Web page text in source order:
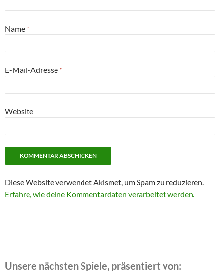
Name *
E-Mail-Adresse *
Website
Diese Website verwendet Akismet, um Spam zu reduzieren.
Erfahre, wie deine Kommentardaten verarbeitet werden.
Unsere nächsten Spiele, präsentiert von: